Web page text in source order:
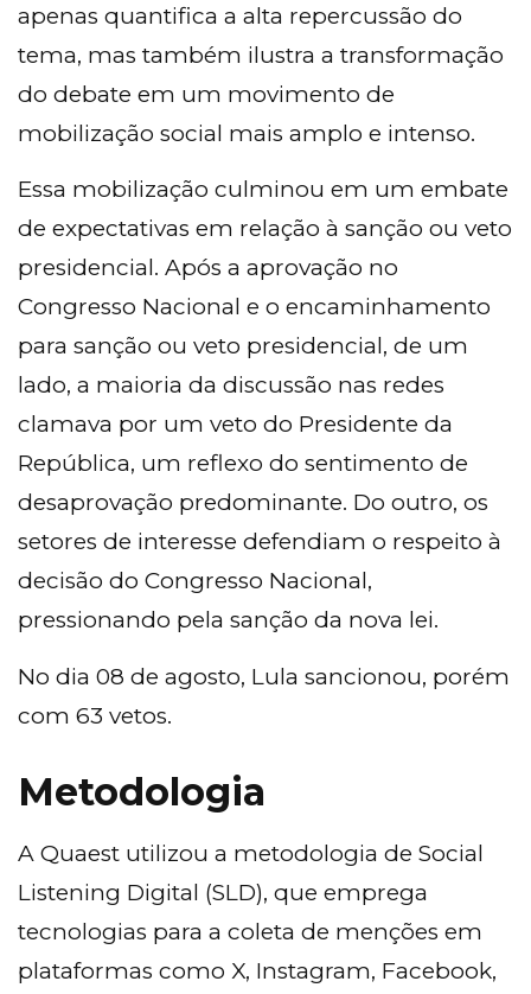
apenas quantifica a alta repercussão do
tema, mas também ilustra a transformação
do debate em um movimento de
mobilização social mais amplo e intenso.
Essa mobilização culminou em um embate
de expectativas em relação à sanção ou veto
presidencial. Após a aprovação no
Congresso Nacional e o encaminhamento
para sanção ou veto presidencial, de um
lado, a maioria da discussão nas redes
clamava por um veto do Presidente da
República, um reflexo do sentimento de
desaprovação predominante. Do outro, os
setores de interesse defendiam o respeito à
decisão do Congresso Nacional,
pressionando pela sanção da nova lei.
No dia 08 de agosto, Lula sancionou, porém
com 63 vetos.
Metodologia
A Quaest utilizou a metodologia de Social
Listening Digital (SLD), que emprega
tecnologias para a coleta de menções em
plataformas como X, Instagram, Facebook,